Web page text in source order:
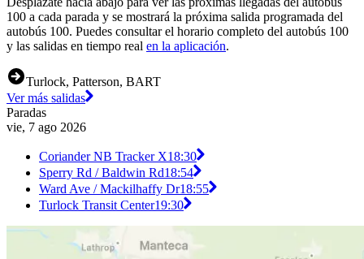
100 a cada parada y se mostrará la próxima salida programada del
autobús 100. Puedes consultar el horario completo del autobús 100
y las salidas en tiempo real en la aplicación.
Turlock, Patterson, BART
Ver más salidas
Paradas
vie, 7 ago 2026
Coriander NB Tracker X18:30
Sperry Rd / Baldwin Rd18:54
Ward Ave / Mackilhaffy Dr18:55
Turlock Transit Center19:30